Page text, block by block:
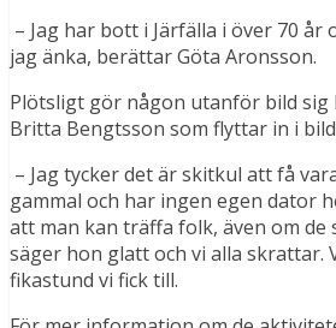
– Jag har bott i Järfälla i över 70 år
jag änka, berättar Göta Aronsson.
Plötsligt gör någon utanför bild sig
Britta Bengtsson som flyttar in i
– Jag tycker det är skitkul att få
gammal och har ingen egen dator
att man kan träffa folk, även om
säger hon glatt och vi alla skrattar.
fikastund vi fick till.